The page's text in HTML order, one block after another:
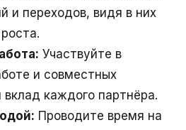
и переходов, видя в них
Участвуйте в
и совместных
вклад каждого партнёра.
Проводите время на